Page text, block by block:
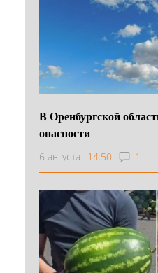
В Оренбургской
опасности
6 августа 14:50 1